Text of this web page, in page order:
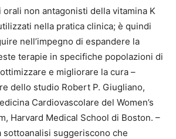
orali non antagonisti della vitamina K
nella pratica clinica; è quindi
nell’impegno di espandere la
terapie in specifiche popolazioni di
e migliorare la cura –
dello studio Robert P. Giugliano,
Cardiovascolare del Women’s
Harvard Medical School di Boston. –
sottoanalisi suggeriscono che